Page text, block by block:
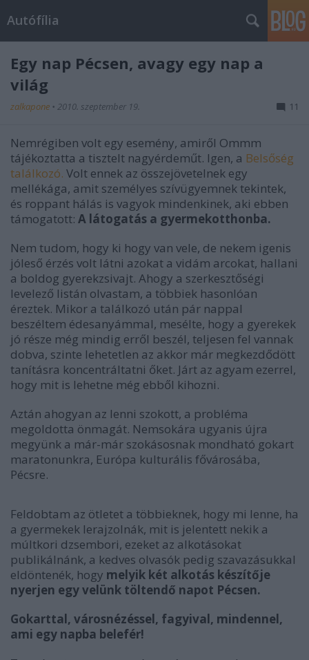
Autófília
Egy nap Pécsen, avagy egy nap a
világ
zalkapone • 2010. szeptember 19. 11
Nemrégiben volt egy esemény, amiről Ommm
tájékoztatta a tisztelt nagyérdeműt. Igen, a Belsőség
találkozó. Volt ennek az összejövetelnek egy
mellékága, amit személyes szívügyemnek tekintek,
és roppant hálás is vagyok mindenkinek, aki ebben
támogatott: A látogatás a gyermekotthonba.
Nem tudom, hogy ki hogy van vele, de nekem igenis
jóleső érzés volt látni azokat a vidám arcokat, hallani
a boldog gyerekzsivajt. Ahogy a szerkesztőségi
levelező listán olvastam, a többiek hasonlóan
éreztek. Mikor a találkozó után pár nappal
beszéltem édesanyámmal, mesélte, hogy a gyerekek
jó része még mindig erről beszél, teljesen fel vannak
dobva, szinte lehetetlen az akkor már megkezdődött
tanításra koncentráltatni őket. Járt az agyam ezerrel,
hogy mit is lehetne még ebből kihozni.
Aztán ahogyan az lenni szokott, a probléma
megoldotta önmagát. Nemsokára ugyanis újra
megyünk a már-már szokásosnak mondható gokart
maratonunkra, Európa kulturális fővárosába,
Pécsre.
Feldobtam az ötletet a többieknek, hogy mi lenne, ha
a gyermekek lerajzolnák, mit is jelentett nekik a
múltkori dzsembori, ezeket az alkotásokat
publikálnánk, a kedves olvasók pedig szavazásukkal
eldöntenék, hogy melyik két alkotás készítője
nyerjen egy velünk töltendő napot Pécsen.
Gokarttal, városnézéssel, fagyival, mindennel,
ami egy napba belefér!